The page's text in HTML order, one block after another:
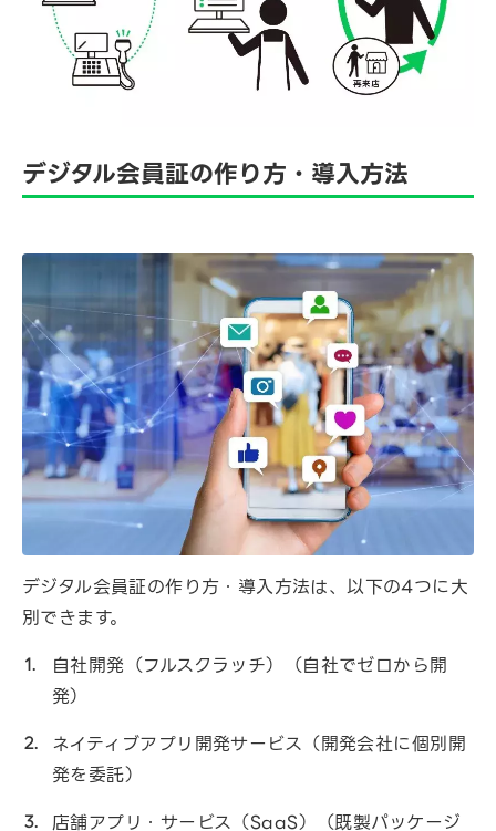
デジタル会員証の作り方・導入方法
デジタル会員証の作り方・導入方法は、以下の4つに大
別できます。
自社開発（フルスクラッチ）（自社でゼロから開
発）
ネイティブアプリ開発サービス（開発会社に個別開
発を委託）
店舗アプリ・サービス（SaaS）（既製パッケージ